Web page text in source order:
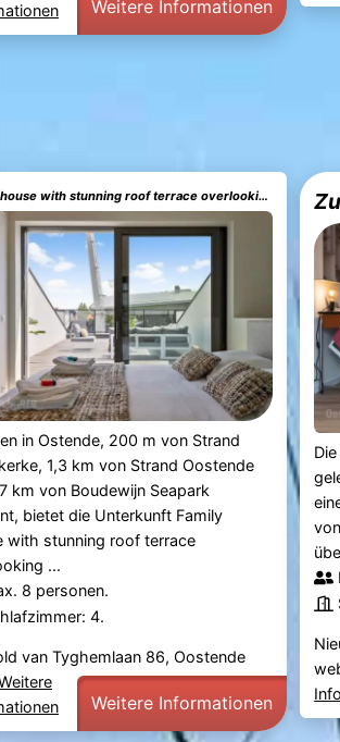
Weitere Informationen
Family house with stunning roof terrace overlooking the Diaz Arena
in Ostende, 200 m von Strand
1,3 km von Strand Oostende
km von Boudewijn Seapark
bietet die Unterkunft Family
with stunning roof terrace
...
8 personen.
4.
van Tyghemlaan 86, Oostende
Weitere Informationen